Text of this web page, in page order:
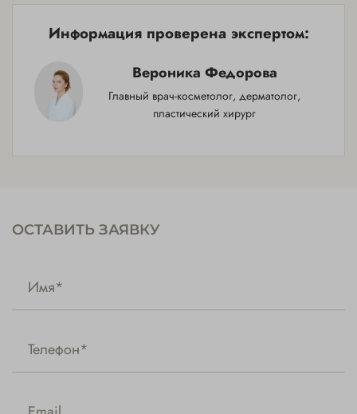
Информация проверена экспертом:
Вероника Федорова
Главный врач-косметолог, дерматолог,
пластический хирург
ОСТАВИТЬ ЗАЯВКУ